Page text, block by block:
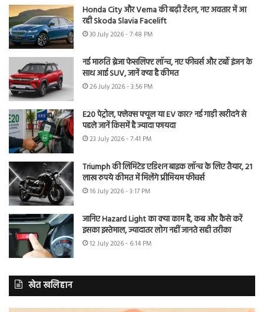
Honda City और Verna की बढ़ी टेंशन, नए अवतार में आ
रही Skoda Slavia Facelift
30 July 2026 - 7:48 PM
नई मारुति ब्रेजा फेसलिफ्ट लॉन्च, नए फीचर्स और टर्बो इंजन के
साथ आई SUV, जानें क्या है कीमत
26 July 2026 - 3:56 PM
E20 पेट्रोल, फ्लेक्स फ्यूल या EV कार? नई गाड़ी खरीदने से
पहले जानें किसमें है ज्यादा फायदा
23 July 2026 - 7:41 PM
Triumph की लिमिटेड एडिशन बाइक लॉन्च के लिए तैयार, 21
लाख रुपये कीमत में मिलेंगे प्रीमियम फीचर्स
16 July 2026 - 3:17 PM
जानिए Hazard Light का क्या काम है, कब और कैसे करें
इसका इस्तेमाल, ज्यादातर लोग नहीं जानते सही तरीका
12 July 2026 - 6:14 PM
खेत खलिहान